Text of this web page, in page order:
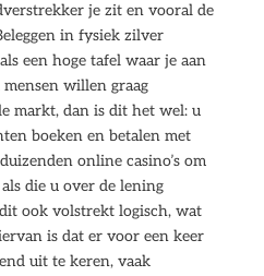
je zit en vooral de
in fysiek zilver
een hoge tafel waar je aan
willen graag
markt, dan is dit het wel: u
boeken en betalen met
online casino’s om
die u over de lening
ook volstrekt logisch, wat
is dat er voor een keer
uit te keren, vaak